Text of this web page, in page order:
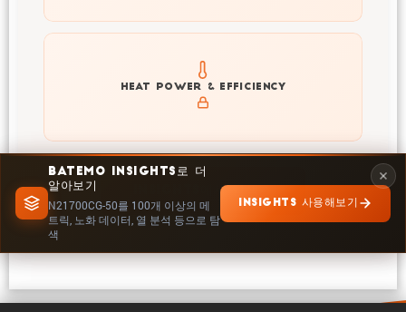
BATEMO INSIGHTS로 더
알아보기
N21700CG-50를 100개 이상의 메
트릭, 노화 데이터, 열 분석 등으로 탐
색
INSIGHTS 사용해보기
HEAT POWER & EFFICIENCY
Explore heat generation and cell efficiency at different
temperatures and powers of N21700CG-50
INSIGHTS에서 탐색